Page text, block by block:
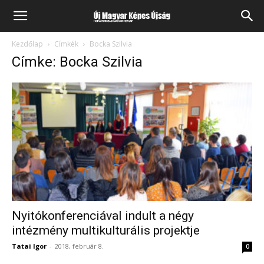
Kezdőlap Címkék Bocka Szilvia
Címke: Bocka Szilvia
Nyitókonferenciával indult a négy
intézmény multikulturális projektje
Tatai Igor - 2018, február 8. 0